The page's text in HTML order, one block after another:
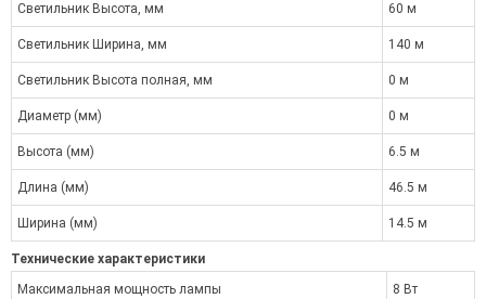
Светильник Высота, мм
60 м
Светильник Ширина, мм 140 м
Светильник Высота полная, мм 0 м
Диаметр (мм) 0 м
Высота (мм) 6.5 м
Длина (мм) 46.5 м
Ширина (мм) 14.5 м
Технические характеристики
Максимальная мощность лампы
8 Вт